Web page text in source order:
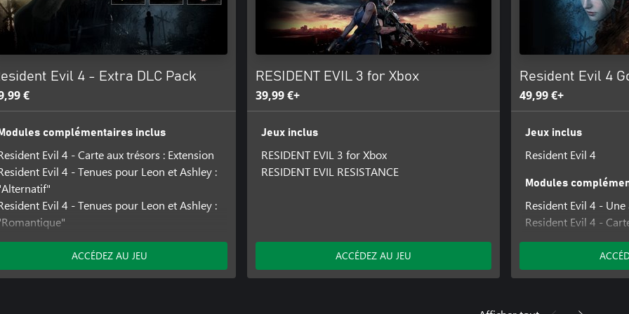
Portugais (Brésil), Thaï,
Portugais (Brésil), Thaï,
(Brésil), mandarin
Evil 4 - Extra DLC Pack
€
Modules complémentaires inclus
Evil 4 - Carte aux trésors : Extension
Evil 4 - Tenues pour Leon et Ashley :
Evil 4 - Tenues pour Leon et Ashley :
Evil 4 - Tenue pour Leon et filtre :
Evil 4 - Tenue pour Leon et filtre :
ACCÉDEZ AU JEU
RESIDENT EVIL 3 for Xbox
39,99 €+
Jeux inclus
RESIDENT EVIL 3 for Xbox
RESIDENT EVIL RESISTANCE
ACCÉDEZ AU JEU
Resident Evil 4
49,99 €+
Jeux inclus
Resident Evil 4
Modules
Resident Evil 4 -
Resident Evil 4 -
Resident Evil 4 -
Resident Evil 4 -